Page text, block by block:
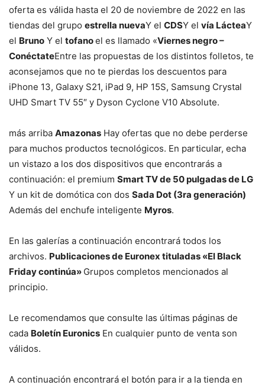
oferta es válida hasta el 20 de noviembre de 2022 en las
tiendas del grupo estrella nuevaY el CDSY el vía LácteaY
el Bruno Y el tofanoel es llamado «Viernes negro –
ConéctateEntre las propuestas de los distintos folletos, te
aconsejamos que no te pierdas los descuentos para
iPhone 13, Galaxy S21, iPad 9, HP 15S, Samsung Crystal
UHD Smart TV 55″ y Dyson Cyclone V10 Absolute.
más arriba Amazonas Hay ofertas que no debe perderse
para muchos productos tecnológicos. En particular, echa
un vistazo a los dos dispositivos que encontrarás a
continuación: el premium Smart TV de 50 pulgadas de LG
Y un kit de domótica con dos Sada Dot (3ra generación)
Además del enchufe inteligente Myros.
En las galerías a continuación encontrará todos los
archivos. Publicaciones de Euronex tituladas «El Black
Friday continúa» Grupos completos mencionados al
principio.
Le recomendamos que consulte las últimas páginas de
cada Boletín Euronics En cualquier punto de venta son
válidos.
A continuación encontrará el botón para ir a la tienda en